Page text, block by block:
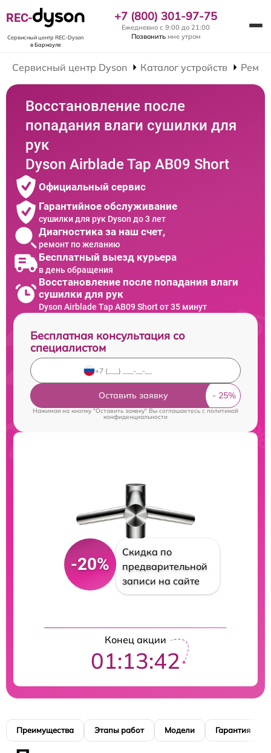
REC-
Сервисный центр REC-Dyson
в Барнауле
+7 (800) 301-97-75
Ежедневно с 9:00 до 21:00
Позвонить мне утром
Сервисный центр Dyson Каталог устройств
Восстановление после
попадания влаги сушилки для
рук
Dyson Airblade Tap AB09 Short
Официальный сервис
Гарантийное обслуживание
сушилки для рук Dyson до 3 лет
Диагностика за наш счет,
ремонт по желанию
Бесплатный выезд курьера
в день обращения
Восстановление после попадания влаги
сушилки для рук
Dyson Airblade Tap AB09 Short от 35 минут
Бесплатная консультация со
специалистом
Оставить заявку
Нажимая на кнопку "Оставить заявку" Вы соглашаетесь cполитикой
конфиденциальности
-20%
Скидка по
предварительной
записи на сайте
Конец акции
01:13:42
Преимущества Этапы работ Модели Гарантия